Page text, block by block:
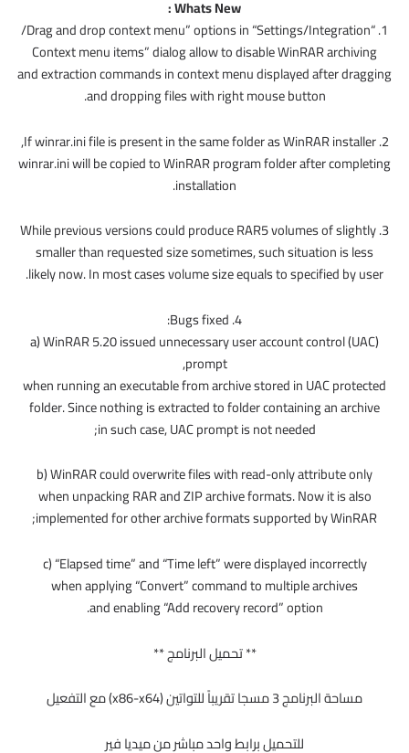
Whats New :
1. “Drag and drop context menu” options in “Settings/Integration/
Context menu items” dialog allow to disable WinRAR archiving
and extraction commands in context menu displayed after dragging
and dropping files with right mouse button.
2. If winrar.ini file is present in the same folder as WinRAR installer,
winrar.ini will be copied to WinRAR program folder after completing
installation.
3. While previous versions could produce RAR5 volumes of slightly
smaller than requested size sometimes, such situation is less
likely now. In most cases volume size equals to specified by user.
4. Bugs fixed:
a) WinRAR 5.20 issued unnecessary user account control (UAC)
prompt,
when running an executable from archive stored in UAC protected
folder. Since nothing is extracted to folder containing an archive
in such case, UAC prompt is not needed;
b) WinRAR could overwrite files with read-only attribute only
when unpacking RAR and ZIP archive formats. Now it is also
implemented for other archive formats supported by WinRAR;
c) “Elapsed time” and “Time left” were displayed incorrectly
when applying “Convert” command to multiple archives
and enabling “Add recovery record” option.
** تحميل البرنامج **
مساحة البرنامج 3 مسجا تقريباً للتواتين (x86-x64) مع التفعيل
للتحميل برابط واحد مباشر من ميديا فير